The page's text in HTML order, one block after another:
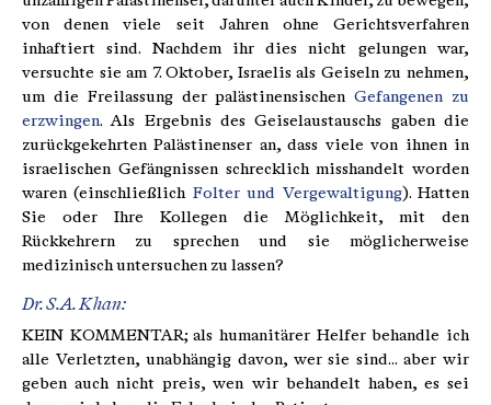
von denen viele seit Jahren ohne Gerichtsverfahren
inhaftiert sind. Nachdem ihr dies nicht gelungen war,
versuchte sie am 7. Oktober, Israelis als Geiseln zu nehmen,
um die Freilassung der palästinensischenGefangenen zu
erzwingen. Als Ergebnis des Geiselaustauschs gaben die
zurückgekehrten Palästinenser an, dass viele von ihnen in
israelischen Gefängnissen schrecklich misshandelt worden
waren (einschließlich Folter und Vergewaltigung). Hatten
Sie oder Ihre Kollegen die Möglichkeit, mit den
Rückkehrern zu sprechen und sie möglicherweise
medizinisch untersuchen zu lassen?
Dr. S.A. Khan:
KEIN KOMMENTAR; als humanitärer Helfer behandle ich
alle Verletzten, unabhängig davon, wer sie sind... aber wir
geben auch nicht preis, wen wir behandelt haben, es sei